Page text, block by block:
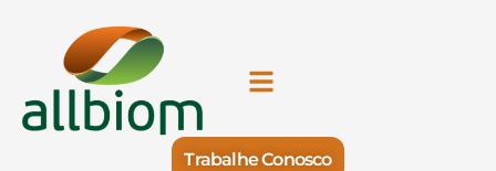
Trabalhe Conosco